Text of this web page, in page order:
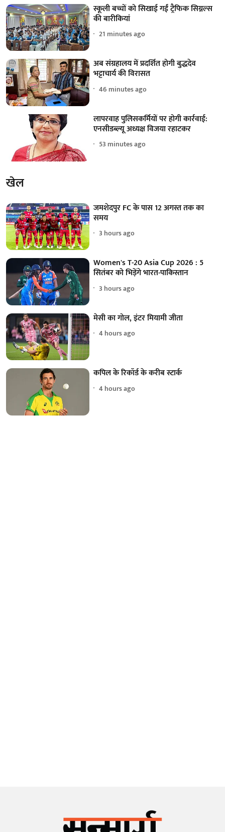
स्कूली बच्चों को सिखाई गईं ट्रैफिक सिग्नल्स
की बारीकियां
21 minutes ago
अब संग्रहालय में प्रदर्शित होगी बुद्धदेव
भट्टाचार्य की विरासत
46 minutes ago
लापरवाह पुलिसकर्मियों पर होगी कार्रवाई:
एनसीडब्ल्यू अध्यक्ष विजया रहाटकर
53 minutes ago
खेल
जमशेदपुर FC के पास 12 अगस्त तक का
समय
3 hours ago
Women's T-20 Asia Cup 2026 : 5
सितंबर को भिड़ेंगे भारत-पाकिस्तान
3 hours ago
मेसी का गोल, इंटर मियामी जीता
4 hours ago
कपिल के रिकॉर्ड के करीब स्टार्क
4 hours ago